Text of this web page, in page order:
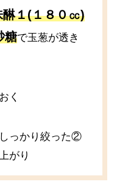
１(１８０㏄)
糖で玉葱が透き
く
っかり絞った②
がり